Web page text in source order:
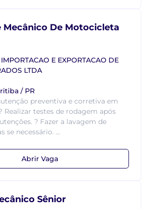
Mecânico De Motocicleta
E EXPORTACAO DE
LTDA
/ PR
preventiva e corretiva em
Realizar testes de rodagem após
? Fazer a lavagem de
se necessário. ...
Abrir Vaga
Sênior